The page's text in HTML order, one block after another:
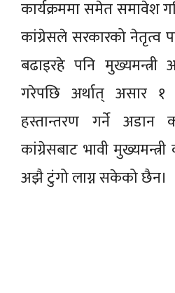
कार्यक्रममा समेत समावेश
कांग्रेसले सरकारको नेतृत्व
बढाइरहे पनि मुख्यमन्त्री
गरेपछि अर्थात् असार १
हस्तान्तरण गर्ने अडान
कांग्रेसबाट भावी
अझै टुंगो लाग्न सकेको छैन।